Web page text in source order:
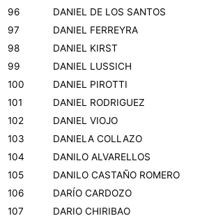
96
DANIEL DE LOS SANTOS
97
DANIEL FERREYRA
98
DANIEL KIRST
99
DANIEL LUSSICH
100
DANIEL PIROTTI
101
DANIEL RODRIGUEZ
102
DANIEL VIOJO
103
DANIELA COLLAZO
104
DANILO ALVARELLOS
105
DANILO CASTAÑO ROMERO
106
DARÍO CARDOZO
107
DARIO CHIRIBAO